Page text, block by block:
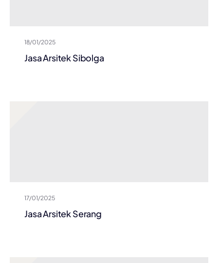
18/01/2025
Jasa Arsitek Sibolga
17/01/2025
Jasa Arsitek Serang